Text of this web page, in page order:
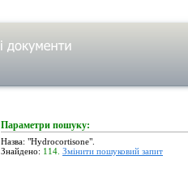
Параметри пошуку:
Назва: "Hydrocortisone".
Знайдено: 114. Змінити пошуковий запит